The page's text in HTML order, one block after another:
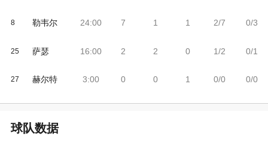
8 勒韦尔
25 萨瑟
27 赫尔特
24:00
16:00
3:00
7
2
0
1
2
0
1
0
1
2/7
1/2
0/0
0/3
0/1
0/0
球队数据